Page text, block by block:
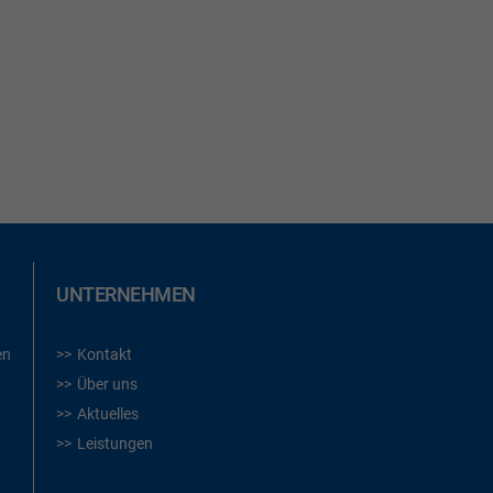
UNTERNEHMEN
Kontakt
Über uns
Aktuelles
Leistungen